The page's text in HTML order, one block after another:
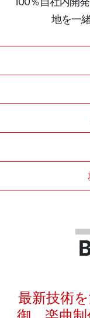
地を一
最新技術